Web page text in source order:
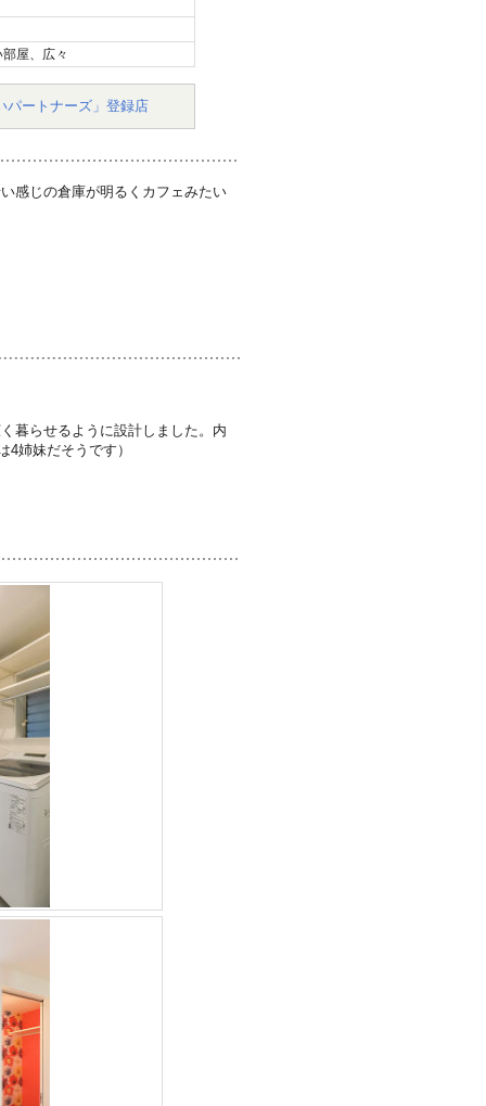
屋、広々
パートナーズ」登録店
感じの倉庫が明るくカフェみたい
暮らせるように設計しました。内
姉妹だそうです）